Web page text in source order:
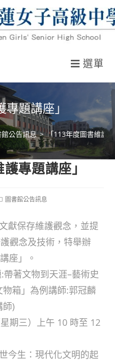
選單
題講座」
館公告訊息 > 「113年度圖書維護
專題講座」
圖書館公告訊息
獻保存維護觀念，並提
觀念及技術，特舉辦
座」。
著文物到天涯–藝術史
箱」為例講師:郭冠麟
師)
期三）上午 10 時至 12
今生：現代化文明的起